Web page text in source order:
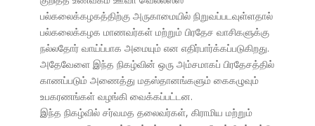
பல்கலைக்கழகத்திற்கு அருகாமையில் நிறுவப்படவுள்ளதால்
பல்கலைக்கழக மாணவர்கள் மற்றும் பிரதேச வாசிகளுக்கு
நல்லதோர் வாய்ப்பாக அமையும் என எதிர்பார்க்கப்படுகிறது.
அதேவேளை இந்த நிகழ்வின் ஒரு அம்சமாகப் பிரதேசத்தில்
காணப்படும் அணைத்து மதஸ்தானங்களும் கைகழுவும்
உபகரணங்கள் வழங்கி வைக்கப்பட்டன.
இந்த நிகழ்வில் சர்வமத தலைவர்கள், கிராமிய மற்றும்